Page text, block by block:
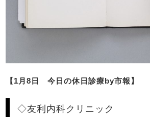
【1月8日 今日の休日診療by市報】
◇友利内科クリニック